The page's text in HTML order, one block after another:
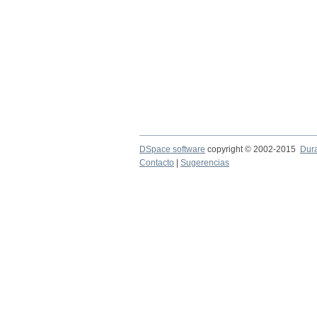
DSpace software copyright © 2002-2015
Contacto
Sugerencias